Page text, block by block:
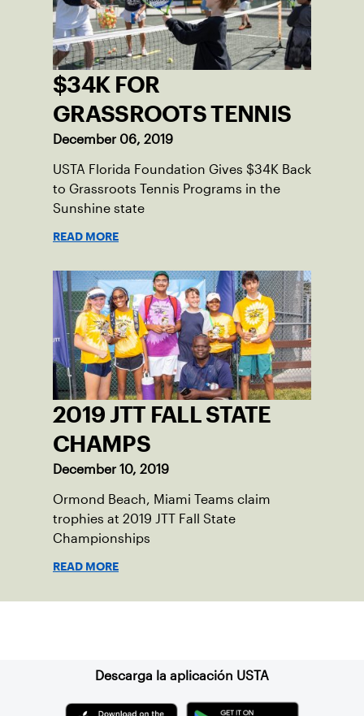
$34K FOR
GRASSROOTS TENNIS
December 06, 2019
USTA Florida Foundation Gives $34K Back
to Grassroots Tennis Programs in the
Sunshine state
READ MORE
2019 JTT FALL STATE
CHAMPS
December 10, 2019
Ormond Beach, Miami Teams claim
trophies at 2019 JTT Fall State
Championships
READ MORE
Descarga la aplicación USTA